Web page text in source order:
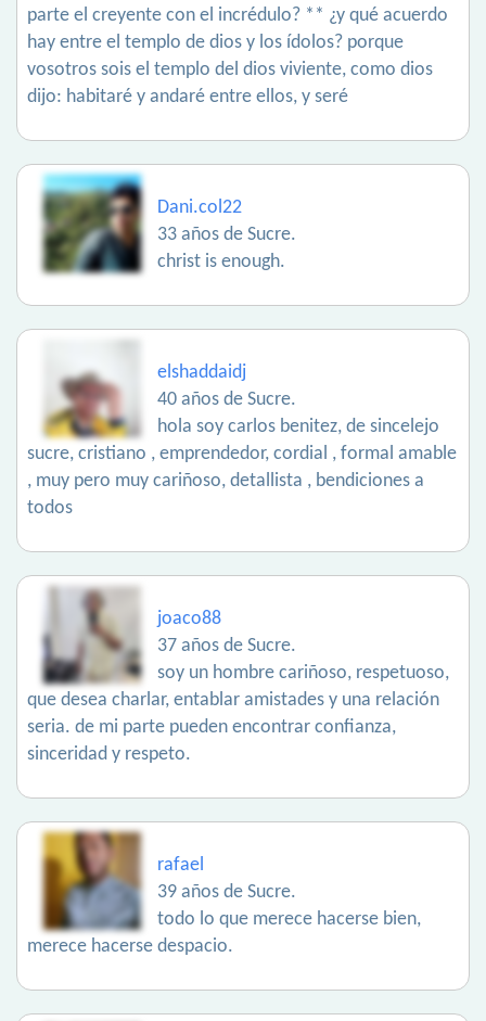
parte el creyente con el incrédulo? ** ¿y qué acuerdo
hay entre el templo de dios y los ídolos? porque
vosotros sois el templo del dios viviente, como dios
dijo: habitaré y andaré entre ellos, y seré
Dani.col22
33 años de Sucre.
christ is enough.
elshaddaidj
40 años de Sucre.
hola soy carlos benitez, de sincelejo
sucre, cristiano , emprendedor, cordial , formal amable
, muy pero muy cariñoso, detallista , bendiciones a
todos
joaco88
37 años de Sucre.
soy un hombre cariñoso, respetuoso,
que desea charlar, entablar amistades y una relación
seria. de mi parte pueden encontrar confianza,
sinceridad y respeto.
rafael
39 años de Sucre.
todo lo que merece hacerse bien,
merece hacerse despacio.